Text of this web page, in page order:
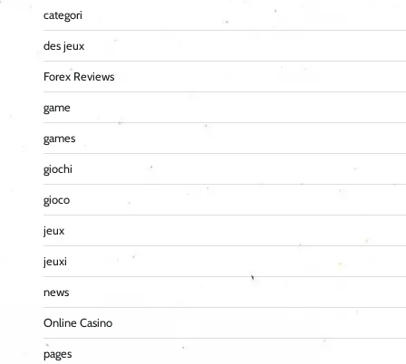
categori
des jeux
Forex Reviews
game
games
giochi
gioco
jeux
jeuxi
news
Online Casino
pages